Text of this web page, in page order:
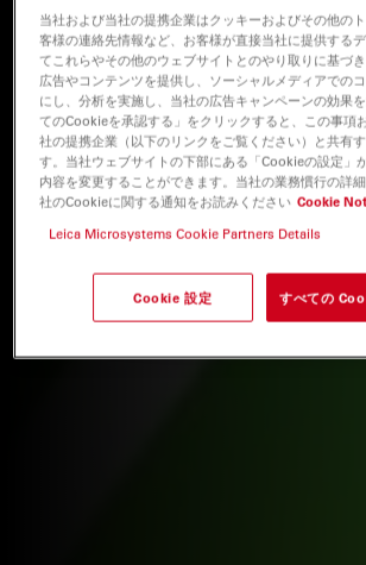
当社および当社の提携企業はクッキーおよびその他の
客様の連絡先情報など、お客様が直接当社に提供する
てこれらやその他のウェブサイトとのやり取りに基づ
広告やコンテンツを提供し、ソーシャルメディアでの
にし、分析を実施し、当社の広告キャンペーンの効果
てのCookieを承認する」をクリックすると、この事項
社の提携企業（以下のリンクをご覧ください）と共有
す。当社ウェブサイトの下部にある「Cookieの設定」
内容を変更することができます。当社の業務慣行の詳
社のCookieに関する通知をお読みください Cookie
Leica Microsystems Cookie Partners Details
Cookie 設定 すべての